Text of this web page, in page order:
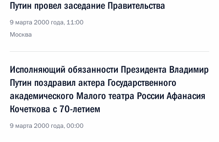
Путин провел заседание Правительства
9 марта 2000 года, 11:00
Москва
Исполняющий обязанности Президента Владимир
Путин поздравил актера Государственного
академического Малого театра России Афанасия
Кочеткова с 70-летием
9 марта 2000 года, 00:00